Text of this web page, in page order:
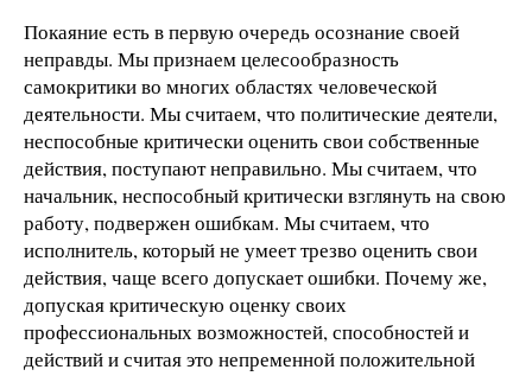
Покаяние есть в первую очередь осознание своей
неправды. Мы признаем целесообразность
самокритики во многих областях человеческой
деятельности. Мы считаем, что политические деятели,
неспособные критически оценить свои собственные
действия, поступают неправильно. Мы считаем, что
начальник, неспособный критически взглянуть на свою
работу, подвержен ошибкам. Мы считаем, что
исполнитель, который не умеет трезво оценить свои
действия, чаще всего допускает ошибки. Почему же,
допуская критическую оценку своих
профессиональных возможностей, способностей и
действий и считая это непременной положительной